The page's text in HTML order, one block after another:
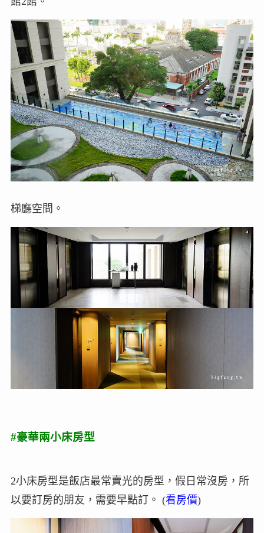
梯廳空間。
#豪華兩小床房型
2小床房型是飯店最常賣光的房型，假日常沒房，所
以要訂房的朋友，需要早點訂。 (看房價)